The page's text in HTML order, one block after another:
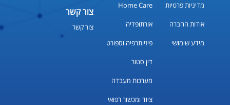
מדיניות פרטיות
אודות החברה
מידע שימושי
Home Care
אורתופדיה
פיזיותרפיה וספורט
דין סטור
מערכות מעבדה
ציוד ומכשור רפואי
צור קשר
צור קשר